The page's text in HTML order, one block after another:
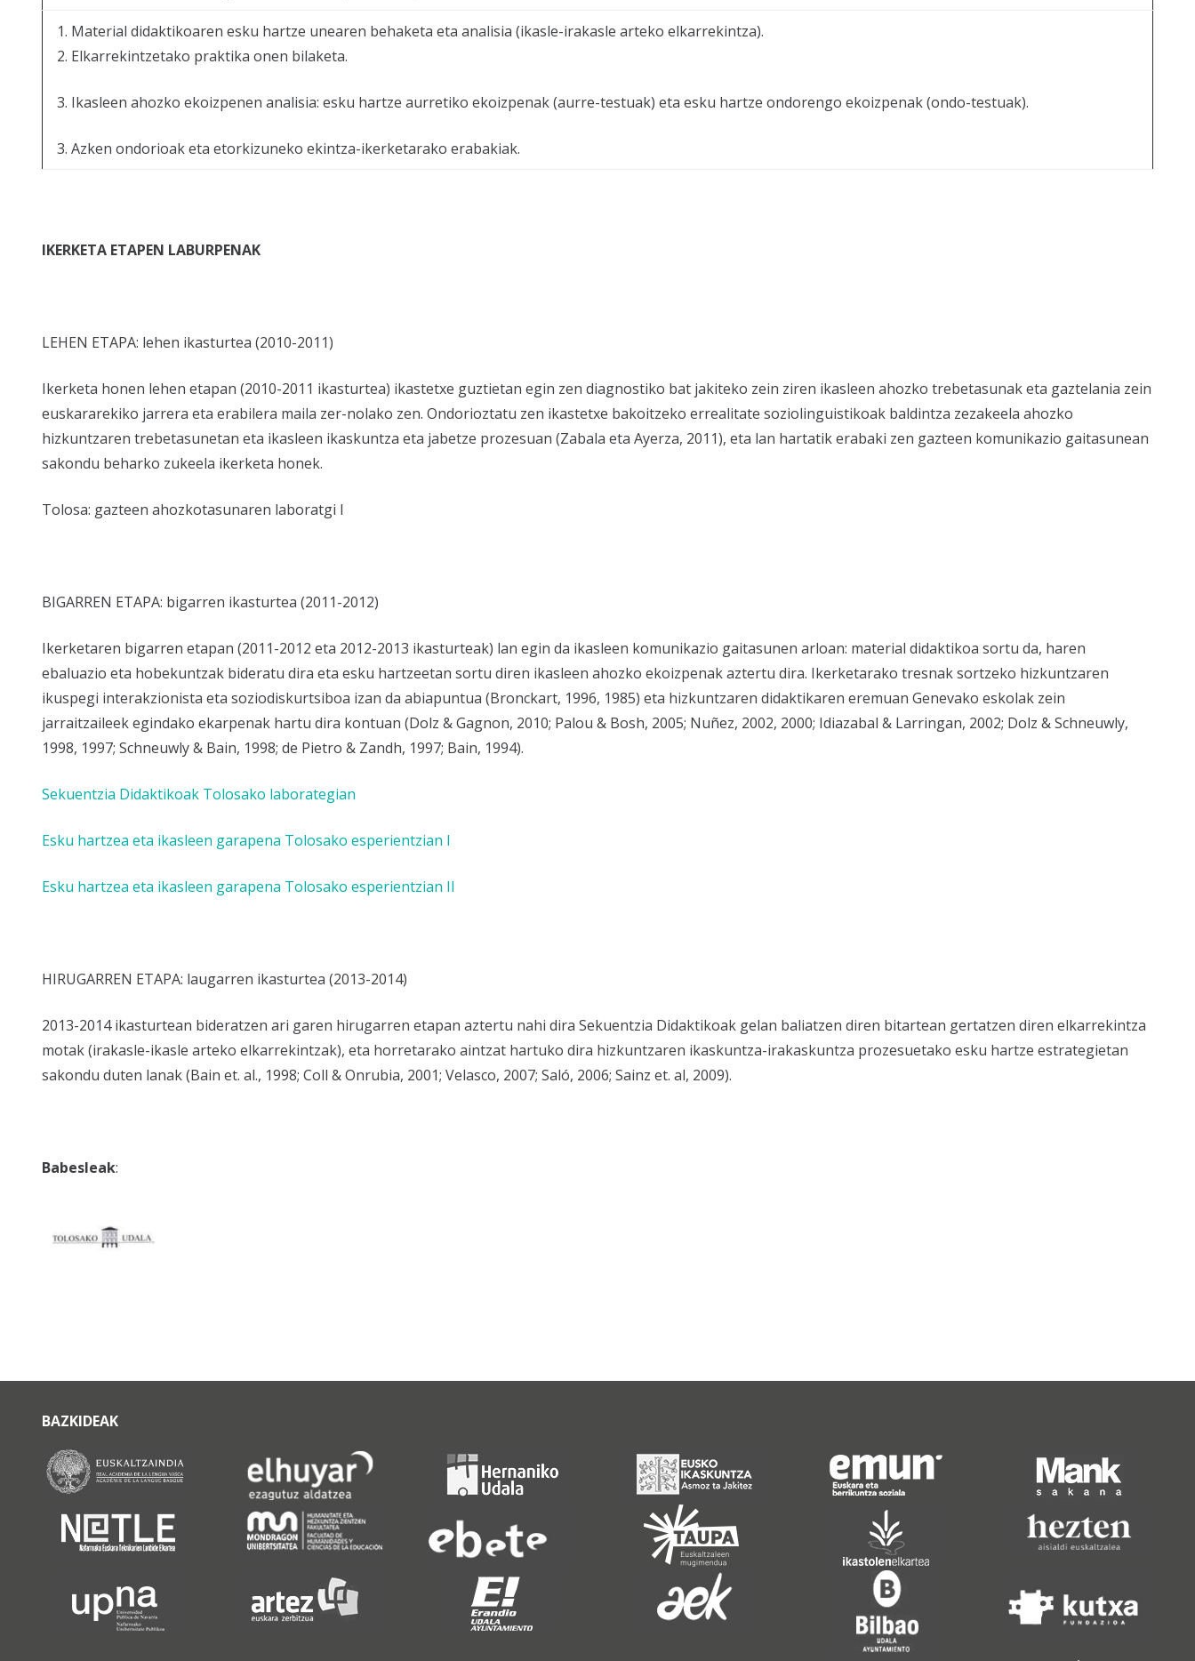
1. Material didaktikoaren esku hartze unearen behaketa eta analisia (ikasle-irakasle arteko elkarrekintza).
2. Elkarrekintzetako praktika onen bilaketa.
3. Ikasleen ahozko ekoizpenen analisia: esku hartze aurretiko ekoizpenak (aurre-testuak) eta esku hartze ondorengo ekoizpenak (ondo-testuak).
3. Azken ondorioak eta etorkizuneko ekintza-ikerketarako erabakiak.
IKERKETA ETAPEN LABURPENAK
LEHEN ETAPA: lehen ikasturtea (2010-2011)
Ikerketa honen lehen etapan (2010-2011 ikasturtea) ikastetxe guztietan egin zen diagnostiko bat jakiteko zein ziren ikasleen ahozko trebetasunak eta gaztelania zein
euskararekiko jarrera eta erabilera maila zer-nolako zen. Ondorioztatu zen ikastetxe bakoitzeko errealitate soziolinguistikoak baldintza zezakeela ahozko
hizkuntzaren trebetasunetan eta ikasleen ikaskuntza eta jabetze prozesuan (Zabala eta Ayerza, 2011), eta lan hartatik erabaki zen gazteen komunikazio gaitasunean
sakondu beharko zukeela ikerketa honek.
Tolosa: gazteen ahozkotasunaren laboratgi I
BIGARREN ETAPA: bigarren ikasturtea (2011-2012)
Ikerketaren bigarren etapan (2011-2012 eta 2012-2013 ikasturteak) lan egin da ikasleen komunikazio gaitasunen arloan: material didaktikoa sortu da, haren
ebaluazio eta hobekuntzak bideratu dira eta esku hartzeetan sortu diren ikasleen ahozko ekoizpenak aztertu dira. Ikerketarako tresnak sortzeko hizkuntzaren
ikuspegi interakzionista eta soziodiskurtsiboa izan da abiapuntua (Bronckart, 1996, 1985) eta hizkuntzaren didaktikaren eremuan Genevako eskolak zein
jarraitzaileek egindako ekarpenak hartu dira kontuan (Dolz & Gagnon, 2010; Palou & Bosh, 2005; Nuñez, 2002, 2000; Idiazabal & Larringan, 2002; Dolz & Schneuwly,
1998, 1997; Schneuwly & Bain, 1998; de Pietro & Zandh, 1997; Bain, 1994).
Sekuentzia Didaktikoak Tolosako laborategian
Esku hartzea eta ikasleen garapena Tolosako esperientzian I
Esku hartzea eta ikasleen garapena Tolosako esperientzian II
HIRUGARREN ETAPA: laugarren ikasturtea (2013-2014)
2013-2014 ikasturtean bideratzen ari garen hirugarren etapan aztertu nahi dira Sekuentzia Didaktikoak gelan baliatzen diren bitartean gertatzen diren elkarrekintza
motak (irakasle-ikasle arteko elkarrekintzak), eta horretarako aintzat hartuko dira hizkuntzaren ikaskuntza-irakaskuntza prozesuetako esku hartze estrategietan
sakondu duten lanak (Bain et. al., 1998; Coll & Onrubia, 2001; Velasco, 2007; Saló, 2006; Sainz et. al, 2009).
Babesleak:
BAZKIDEAK